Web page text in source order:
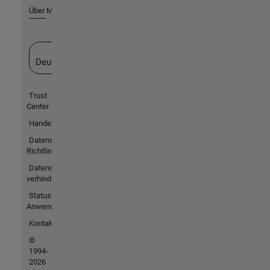
Über MathWorks
Deutschland
Trust
Center
Handelsmarken
Datenschutz-
Richtlinien
Datendiebstahl
verhindern
Status von
Anwendungen
Kontakt
©
1994-
2026